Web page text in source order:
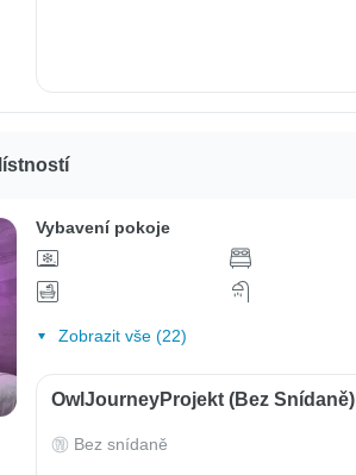
Vybavení pokoje
Zobrazit vše (22)
OwlJourneyProjekt (bez Snídaně)
Bez snídaně